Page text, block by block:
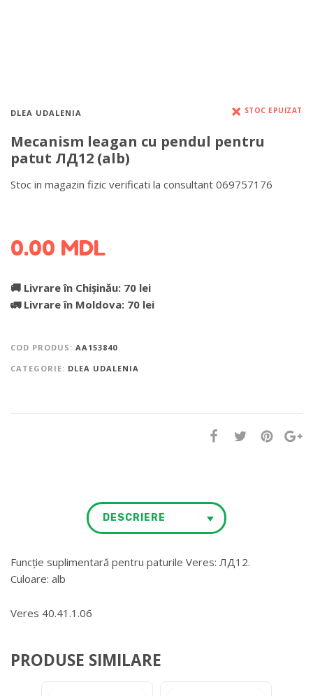
DLEA UDALENIA STOC EPUIZAT
Mecanism leagan cu pendul pentru
patut ЛД12 (alb)
Stoc in magazin fizic verificati la consultant 069757176
0.00 MDL
🚚 Livrare în Chișinău: 70 lei
🚛 Livrare în Moldova: 70 lei
COD PRODUS: AA153840
CATEGORIE: DLEA UDALENIA
DESCRIERE
Funcție suplimentară pentru paturile Veres: ЛД12.
Culoare: alb
Veres 40.41.1.06
PRODUSE SIMILARE